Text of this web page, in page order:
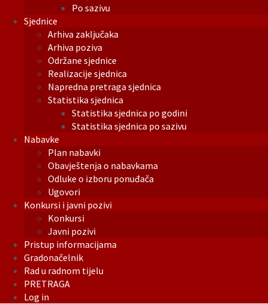
Po sazivu
Sjednice
Arhiva zaključaka
Arhiva poziva
Održane sjednice
Realizacije sjednica
Napredna pretraga sjednica
Statistika sjednica
Statistika sjednica po godini
Statistika sjednica po sazivu
Nabavke
Plan nabavki
Obavještenja o nabavkama
Odluke o izboru ponuđača
Ugovori
Konkursi i javni pozivi
Konkursi
Javni pozivi
Pristup informacijama
Gradonačelnik
Rad u radnom tijelu
PRETRAGA
Log in